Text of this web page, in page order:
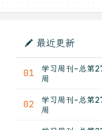
最近更新
01
学习周刊-总第
周
02
学习周刊-总第
周